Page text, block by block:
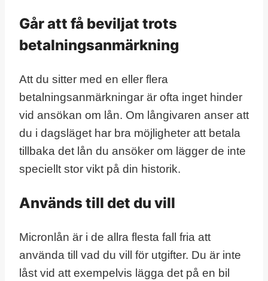
Går att få beviljat trots
betalningsanmärkning
Att du sitter med en eller flera
betalningsanmärkningar är ofta inget hinder
vid ansökan om lån. Om långivaren anser att
du i dagsläget har bra möjligheter att betala
tillbaka det lån du ansöker om lägger de inte
speciellt stor vikt på din historik.
Används till det du vill
Micronlån är i de allra flesta fall fria att
använda till vad du vill för utgifter. Du är inte
låst vid att exempelvis lägga det på en bil